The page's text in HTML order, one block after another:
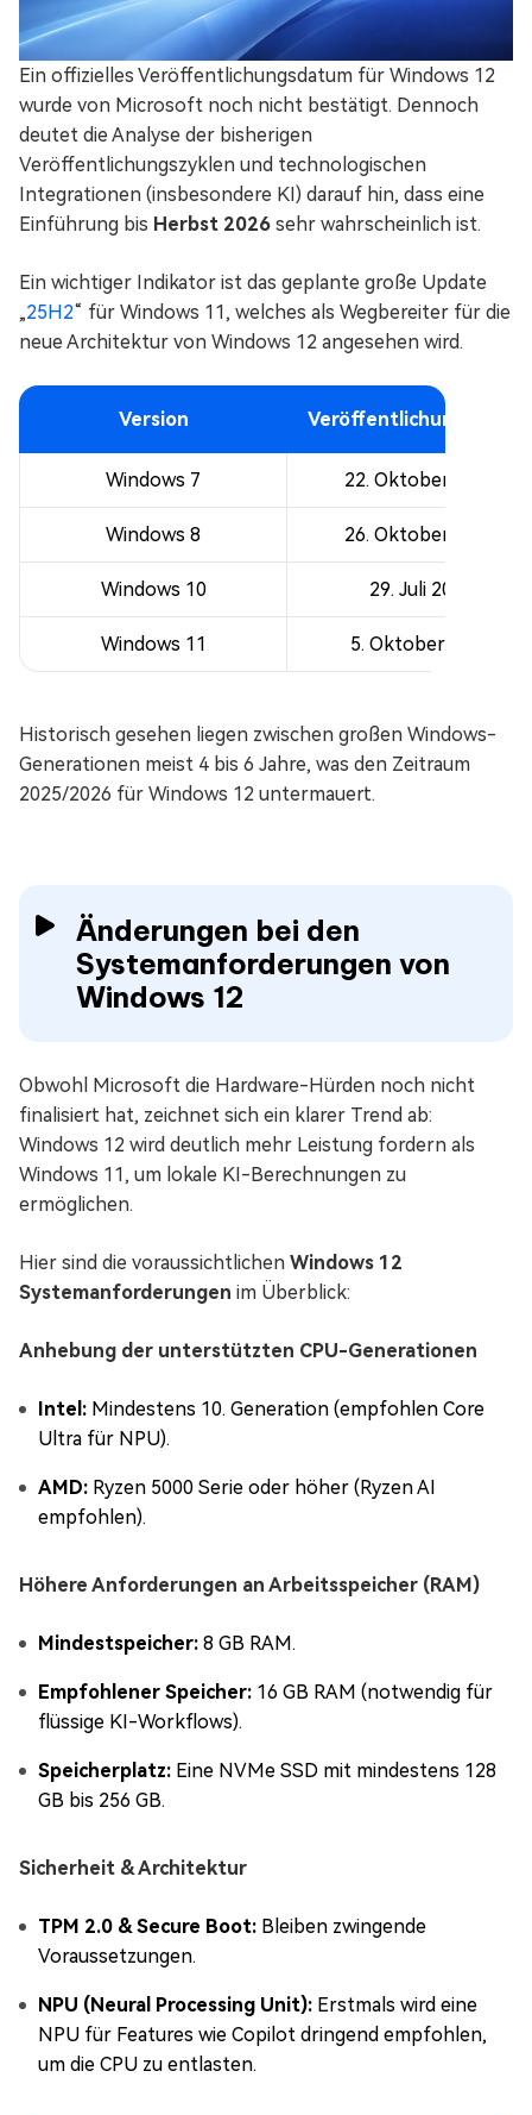
Ein offizielles Veröffentlichungsdatum für Windows 12
wurde von Microsoft noch nicht bestätigt. Dennoch
deutet die Analyse der bisherigen
Veröffentlichungszyklen und technologischen
Integrationen (insbesondere KI) darauf hin, dass eine
Einführung bis Herbst 2026 sehr wahrscheinlich ist.
Ein wichtiger Indikator ist das geplante große Update
„25H2“ für Windows 11, welches als Wegbereiter für die
neue Architektur von Windows 12 angesehen wird.
Version
Windows 7 22. Oktober 2009
Windows 8 26. Oktober 2012
Windows 10 29. Juli 2015
Windows 11 5. Oktober 2021
Historisch gesehen liegen zwischen großen Windows-
Generationen meist 4 bis 6 Jahre, was den Zeitraum
2025/2026 für Windows 12 untermauert.
Änderungen bei den
Systemanforderungen von
Windows 12
Obwohl Microsoft die Hardware-Hürden noch nicht
finalisiert hat, zeichnet sich ein klarer Trend ab:
Windows 12 wird deutlich mehr Leistung fordern als
Windows 11, um lokale KI-Berechnungen zu
ermöglichen.
Hier sind die voraussichtlichen Windows 12
Systemanforderungen im Überblick:
Anhebung der unterstützten CPU-Generationen
Intel: Mindestens 10. Generation (empfohlen Core
Ultra für NPU).
AMD: Ryzen 5000 Serie oder höher (Ryzen AI
empfohlen).
Höhere Anforderungen an Arbeitsspeicher (RAM)
Mindestspeicher: 8 GB RAM.
Empfohlener Speicher: 16 GB RAM (notwendig für
flüssige KI-Workflows).
Speicherplatz: Eine NVMe SSD mit mindestens 128
GB bis 256 GB.
Sicherheit & Architektur
TPM 2.0 & Secure Boot: Bleiben zwingende
Voraussetzungen.
NPU (Neural Processing Unit): Erstmals wird eine
NPU für Features wie Copilot dringend empfohlen,
um die CPU zu entlasten.